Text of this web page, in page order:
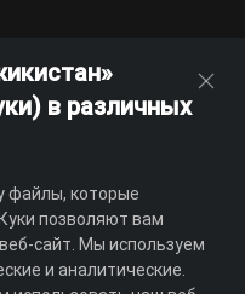
в различных
файлы, которые
позволяют вам
сайт. Мы используем
и аналитические.